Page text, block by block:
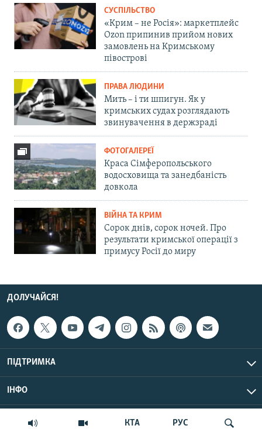
КТА РУС
СУСПІЛЬСТВО
«Крим – не Росія»: маркетплейс
Ozon припинив прийом нових
замовлень на Кримському
півострові
ПРАВА ЛЮДИНИ
Мить – і ти шпигун. Як у
кримських судах розглядають
звинувачення в держзраді
ФОТОГАЛЕРЕЇ
Краса Сімферопольського
водосховища та занедбаність
довкола
ВІЙНА ТА КРИМ
Сорок днів, сорок ночей. Про
результати кримської операції з
примусу Росії до миру
ДОЛУЧАЙСЯ!
ПІДТРИМКА
ІНФО
© Крим.Реалії, 2026 | Усі права застережено.